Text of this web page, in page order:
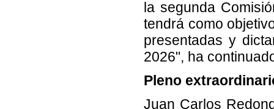
la segunda
tendrá como
presentadas y
2026", ha
Pleno
Juan Carlos